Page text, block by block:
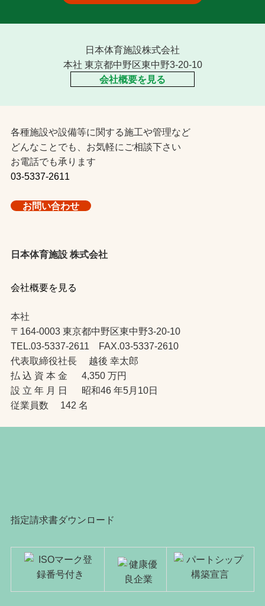
日本体育施設株式会社
本社 東京都中野区東中野3-20-10
会社概要を見る
各種施設や設備等に関する施工や管理など
どんなことでも、お気軽にご相談下さい
お電話でも承ります
03-5337-2611
お問い合わせ
日本体育施設 株式会社
会社概要を見る
本社
〒164-0003 東京都中野区東中野3-20-10
TEL.03-5337-2611 FAX.03-5337-2610
代表取締役社長 越後 幸太郎
払 込 資 本 金 4,350 万円
設 立 年 月 日 昭和46 年5月10日
従業員数 142 名
指定請求書ダウンロード